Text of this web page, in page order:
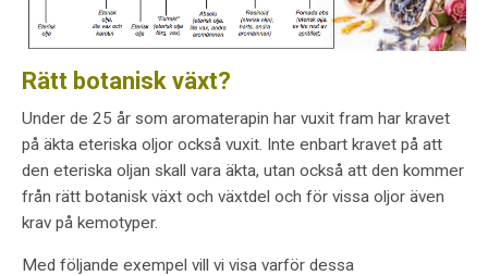
Rätt botanisk växt?
Under de 25 år som aromaterapin har vuxit fram har kravet
på äkta eteriska oljor också vuxit. Inte enbart kravet på att
den eteriska oljan skall vara äkta, utan också att den kommer
från rätt botanisk växt och växtdel och för vissa oljor även
krav på kemotyper.
Med följande exempel vill vi visa varför dessa